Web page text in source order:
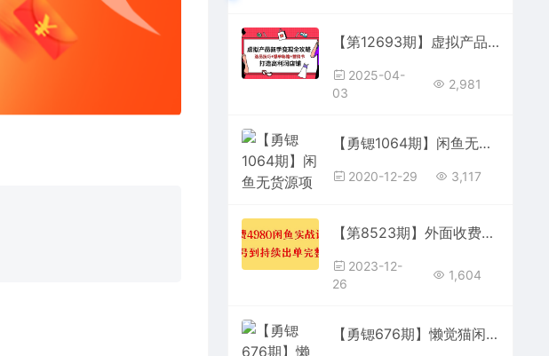
【第12693期】虚拟产品新手变现全攻略，选品技巧+爆单秘籍+营销书，打造高利润店铺
2025-04-
03
2,981
【勇锶1064期】闲鱼无货源项目：0基础玩转闲鱼价格差&信息差，轻松月入过万元
2020-12-29 3,117
【第8523期】外面收费4980闲鱼无货源实战教程 单号4000+
2023-12-
26
1,604
【勇锶676期】懒觉猫闲鱼初级+高级课程 – 副业月入过万实操讲解 纯干货（无水印）